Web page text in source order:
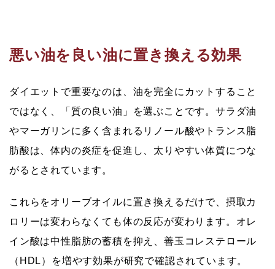
悪い油を良い油に置き換える効果
ダイエットで重要なのは、油を完全にカットすること
ではなく、「質の良い油」を選ぶことです。サラダ油
やマーガリンに多く含まれるリノール酸やトランス脂
肪酸は、体内の炎症を促進し、太りやすい体質につな
がるとされています。
これらをオリーブオイルに置き換えるだけで、摂取カ
ロリーは変わらなくても体の反応が変わります。オレ
イン酸は中性脂肪の蓄積を抑え、善玉コレステロール
（HDL）を増やす効果が研究で確認されています。